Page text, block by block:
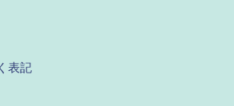
表記